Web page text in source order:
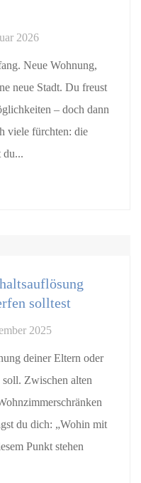
2026
Neue Wohnung,
neue Stadt. Du freust
– doch dann
viele fürchten: die
du...
solltest
2025
deiner Eltern oder
Zwischen alten
du dich: „Wohin mit
Punkt stehen